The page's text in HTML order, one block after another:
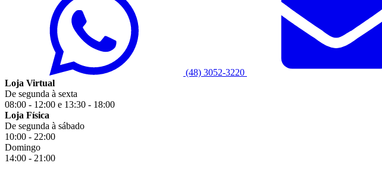
(48) 3052-3220
Loja Virtual
De segunda à sexta
08:00 - 12:00 e 13:30 - 18:00
Loja Física
De segunda à sábado
10:00 - 22:00
Domingo
14:00 - 21:00